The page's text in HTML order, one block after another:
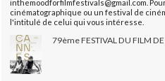
inthemoodforfilmfestivals@gmail.com.
cinématographique ou un festival de
l'intitulé de celui qui vous intéresse.
79ème FESTIVAL DU FILM